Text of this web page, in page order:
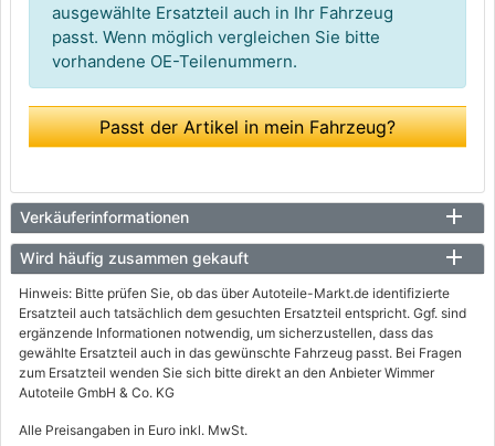
ausgewählte Ersatzteil auch in Ihr Fahrzeug
passt. Wenn möglich vergleichen Sie bitte
vorhandene OE-Teilenummern.
Passt der Artikel in mein Fahrzeug?
Verkäuferinformationen
Wird häufig zusammen gekauft
Hinweis: Bitte prüfen Sie, ob das über Autoteile-Markt.de identifizierte
Ersatzteil auch tatsächlich dem gesuchten Ersatzteil entspricht. Ggf. sind
ergänzende Informationen notwendig, um sicherzustellen, dass das
gewählte Ersatzteil auch in das gewünschte Fahrzeug passt. Bei Fragen
zum Ersatzteil wenden Sie sich bitte direkt an den Anbieter Wimmer
Autoteile GmbH & Co. KG
Alle Preisangaben in Euro inkl. MwSt.